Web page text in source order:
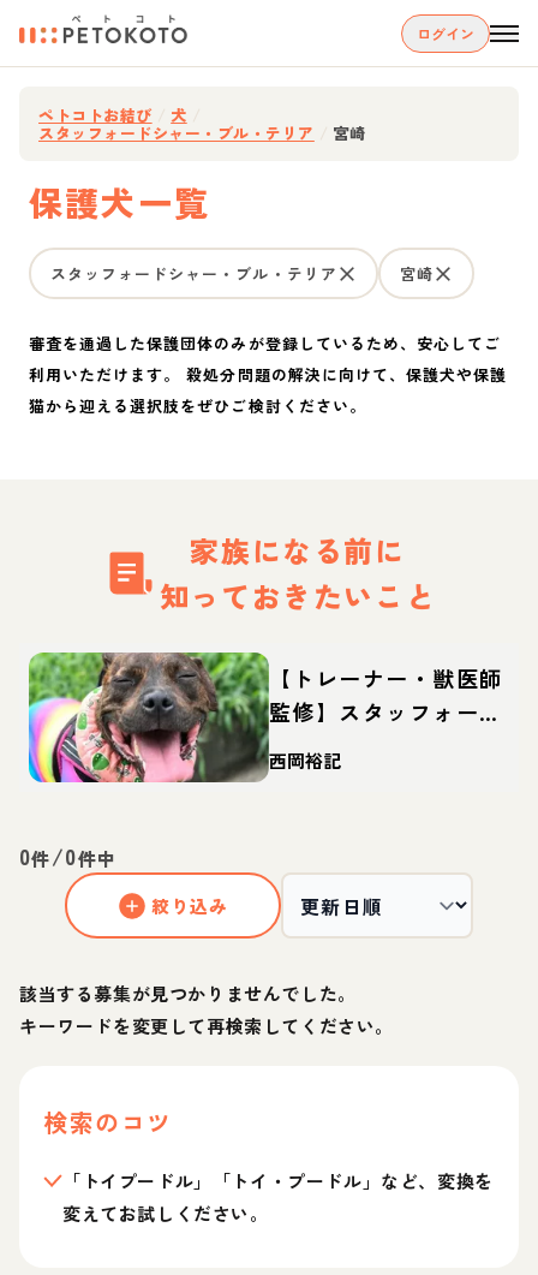
ログイン
ペトコトお結び 犬
スタッフォードシャー・ブル・テリア 宮崎
保護犬一覧
スタッフォードシャー・ブル・テリア 宮崎
審査を通過した保護団体のみが登録しているため、安心してご
利用いただけます。 殺処分問題の解決に向けて、保護犬や保護
猫から迎える選択肢をぜひご検討ください。
家族になる前に
知っておきたいこと
【トレーナー・獣医師
監修】スタッフォード
シャーブルテリアって
どんな犬？性格・特
西岡裕記
0件/0件中
絞り込み
該当する募集が見つかりませんでした。
キーワードを変更して再検索してください。
検索のコツ
「トイプードル」「トイ・プードル」など、変換を
変えてお試しください。